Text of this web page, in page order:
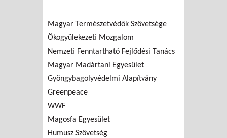
Magyar Természetvédők Szövetsége
Ökogyülekezeti Mozgalom
Nemzeti Fenntartható Fejlődési Tanács
Magyar Madártani Egyesület
Gyöngybagolyvédelmi Alapítvány
Greenpeace
WWF
Magosfa Egyesület
Humusz Szövetség